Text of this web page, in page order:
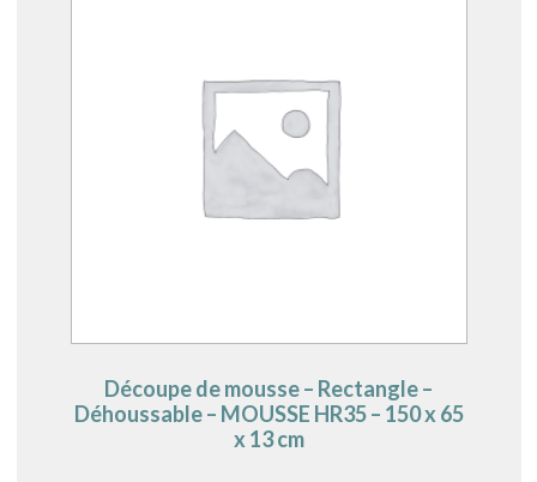
Découpe de mousse – Rectangle –
Déhoussable – MOUSSE HR35 – 150 x 65
x 13 cm